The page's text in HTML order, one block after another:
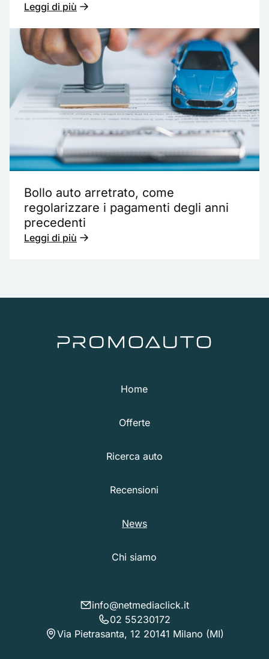
Leggi di più
Bollo auto arretrato, come
regolarizzare i pagamenti degli anni
precedenti
Leggi di più
Home
Offerte
Ricerca auto
Recensioni
News
Chi siamo
info@netmediaclick.it
02 55230172
Via Pietrasanta, 12 20141 Milano (MI)